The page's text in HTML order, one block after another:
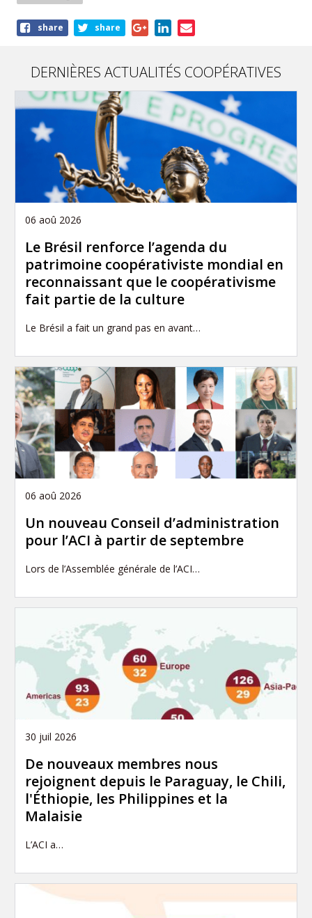
Shareshare share
DERNIÈRES ACTUALITÉS COOPÉRATIVES
06 aoû 2026
Le Brésil renforce l’agenda du
patrimoine coopérativiste mondial en
reconnaissant que le coopérativisme
fait partie de la culture
Le Brésil a fait un grand pas en avant…
06 aoû 2026
Un nouveau Conseil d’administration
pour l’ACI à partir de septembre
Lors de l’Assemblée générale de l’ACI…
30 juil 2026
De nouveaux membres nous
rejoignent depuis le Paraguay, le Chili,
l'Éthiopie, les Philippines et la
Malaisie
L’ACI a…